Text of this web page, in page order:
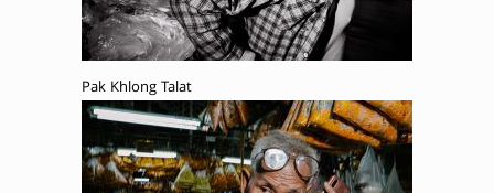
Pak Khlong Talat